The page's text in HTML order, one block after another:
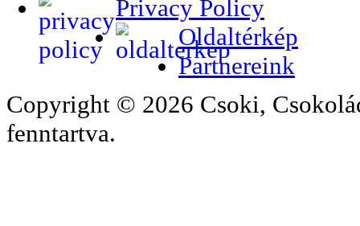
Privacy Policy
Oldaltérkép
Partnereink
Copyright © 2026 Csoki,
fenntartva.